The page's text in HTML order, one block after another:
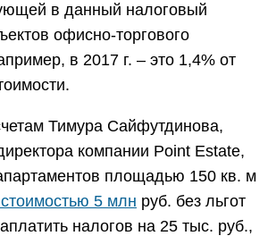
в данный налоговый
офисно-торгового
в 2017 г. – это 1,4% от
Тимура Сайфутдинова,
компании Point Estate,
площадью 150 кв. м
5 млн руб. без льгот
налогов на 25 тыс. руб.,